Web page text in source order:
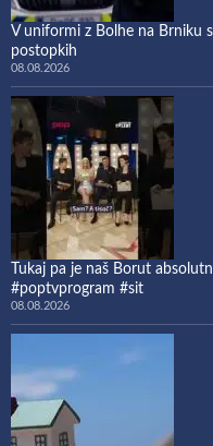
V uniformi z Bolhe na Brniku
postopkih
08.08.2026
Tukaj pa je naš Borut
#poptvprogram #sit
08.08.2026